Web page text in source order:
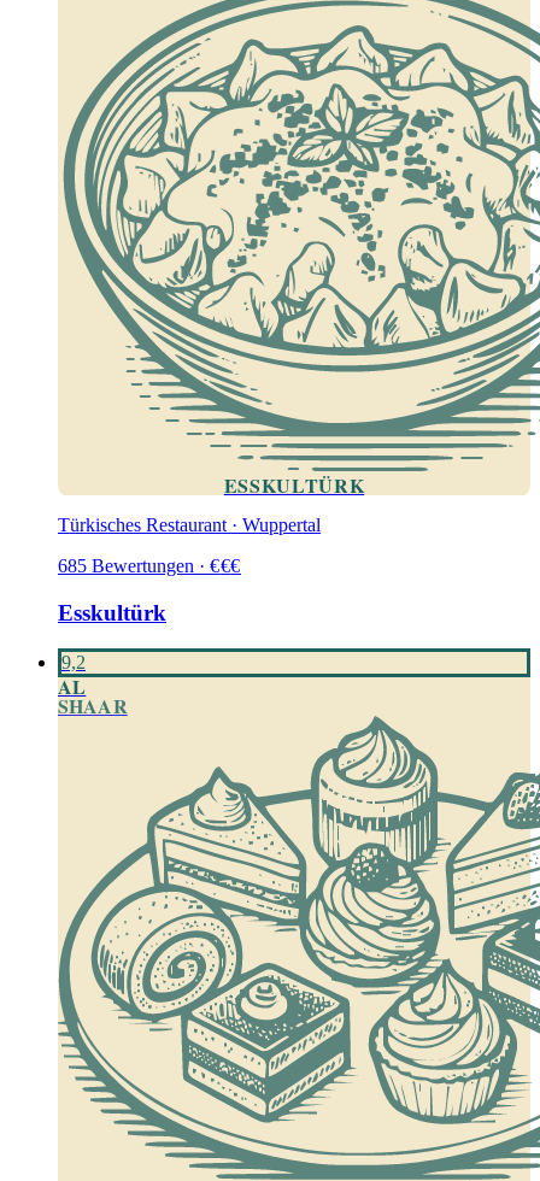
ESSKULTÜRK
Türkisches Restaurant · Wuppertal
685 Bewertungen · €€€
Esskultürk
9,2
AL
SHAAR